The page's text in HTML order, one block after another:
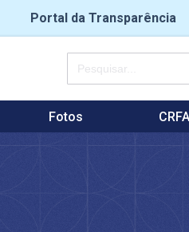
Portal da Transparência
Fotos